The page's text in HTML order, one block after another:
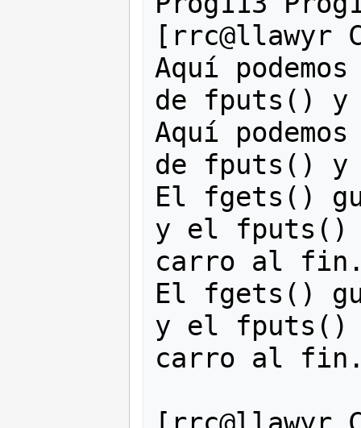
[rrc@llawyr
Aquí
de fputs()
Aquí
de fputs()
El fgets()
y el fputs()
carro al
El fgets()
y el fputs()
carro al